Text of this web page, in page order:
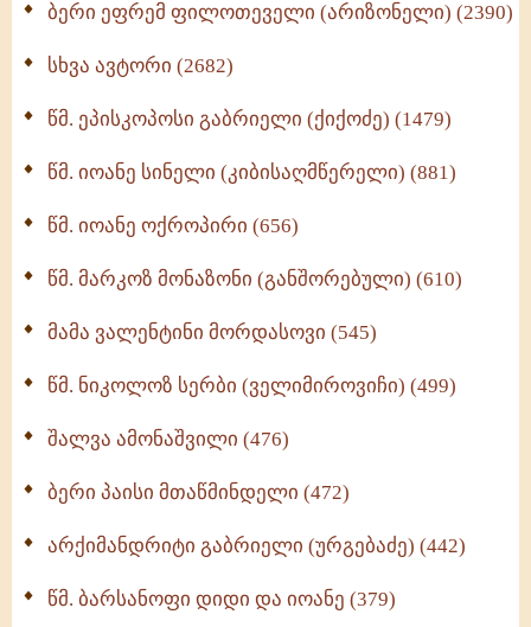
სულიერი ცხოვრების სახელმძღვანელო -
ნაწილი II (369)
ბერი ეფრემ ფილოთეველი (არიზონელი) (2390)
სხვა ავტორი (2682)
წმ. ეპისკოპოსი გაბრიელი (ქიქოძე) (1479)
წმ. იოანე სინელი (კიბისაღმწერელი) (881)
წმ. იოანე ოქროპირი (656)
წმ. მარკოზ მონაზონი (განშორებული) (610)
მამა ვალენტინი მორდასოვი (545)
წმ. ნიკოლოზ სერბი (ველიმიროვიჩი) (499)
შალვა ამონაშვილი (476)
ბერი პაისი მთაწმინდელი (472)
არქიმანდრიტი გაბრიელი (ურგებაძე) (442)
წმ. ბარსანოფი დიდი და იოანე (379)